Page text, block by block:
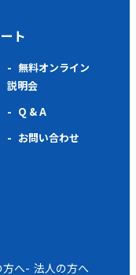
ト
無料オンライン
説明会
Q & A
お問い合わせ
へ 法人の方へ